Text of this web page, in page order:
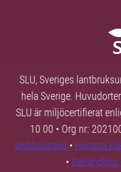
SLU, Sveriges
hela Sverige.
SLU är miljöcertifierat
10 00 • Org nr:
webbplatsen • Hantera
•